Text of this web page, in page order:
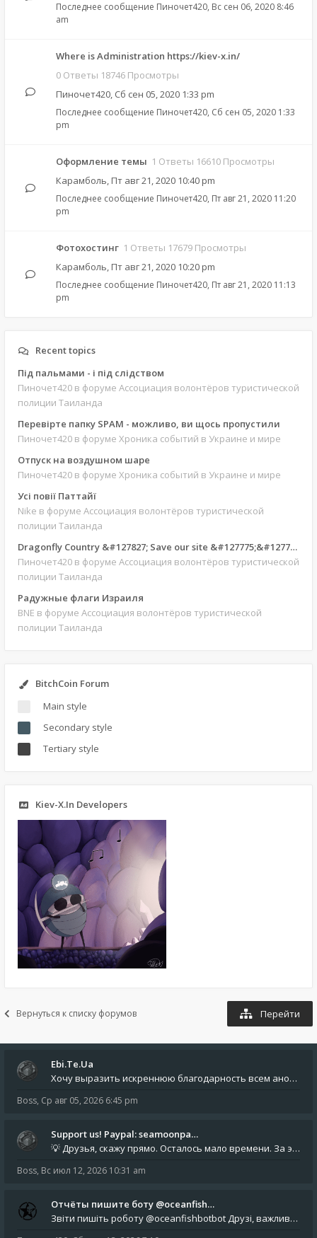
Последнее сообщение Пиночет420, Вс сен 06, 2020 8:46
am
Where is Administration https://kiev-x.in/
0 Ответы 18746 Просмотры
Пиночет420, Сб сен 05, 2020 1:33 pm
Последнее сообщение Пиночет420, Сб сен 05, 2020 1:33
pm
Оформление темы 1 Ответы 16610 Просмотры
Карамболь, Пт авг 21, 2020 10:40 pm
Последнее сообщение Пиночет420, Пт авг 21, 2020 11:20
pm
Фотохостинг 1 Ответы 17679 Просмотры
Карамболь, Пт авг 21, 2020 10:20 pm
Последнее сообщение Пиночет420, Пт авг 21, 2020 11:13
pm
Recent topics
Під пальмами - і під слідством
Пиночет420 в форуме Ассоциация волонтёров туристической
полиции Таиланда
Перевірте папку SPAM - можливо, ви щось пропустили
Пиночет420 в форуме Хроника событий в Украине и мире
Отпуск на воздушном шаре
Пиночет420 в форуме Хроника событий в Украине и мире
Усі повії Паттайї
Nike в форуме Ассоциация волонтёров туристической
полиции Таиланда
Dragonfly Country &#127827; Save our site &#127775;&#127769;
Пиночет420 в форуме Ассоциация волонтёров туристической
полиции Таиланда
Радужные флаги Израиля
BNE в форуме Ассоциация волонтёров туристической
полиции Таиланда
BitchCoin Forum
Main style
Secondary style
Tertiary style
Kiev-X.In Developers
Вернуться к списку форумов Перейти
Ebi.Te.Ua
Хочу выразить искреннюю благодарность всем анонимным пользователям, которые поддержали наше сообщество финансово. Благод
Boss, Ср авг 05, 2026 6:45 pm
Support us! Paypal: seamoonpa…
💡 Друзья, скажу прямо. Осталось мало времени. За это время нам нужно закрыть последние обязательные расходы: около 500
Boss, Вс июл 12, 2026 10:31 am
Отчёты пишите боту @oceanfish…
Звіти пишіть роботу @oceanfishbotbot Друзі, важливе повідомлення для учасників форума. Основне звернення опублікован